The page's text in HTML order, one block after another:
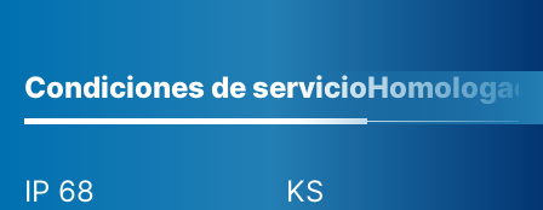
Condiciones de servicio
IP 68 KS